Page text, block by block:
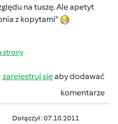
na tuszę. Ale apetyt
z kopytami"
strony
zarejestruj sięaby dodawać
komentarze
Dołączył : 07.10.2011